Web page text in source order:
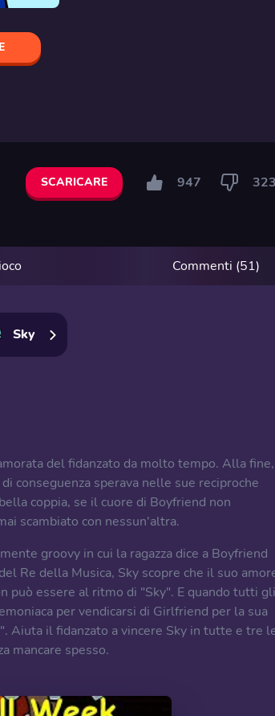
SCARICARE 947
Commenti (51)
Sky
del fidanzato da molto tempo. Alla fine,
conseguenza sperava nelle sue reciproche
coppia, se il cuore di Boyfriend non
scambiato con nessun'altra.
groovy in cui la ragazza dice a Boyfriend
Re della Musica, Sky scopre che il suo
può essere al ritmo di "Sky". E quando tutti gli
per vendicarsi di Girlfriend per la sua
Aiuta il fidanzato a vincere Sky in tutte e tre
mancare spesso.